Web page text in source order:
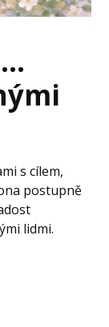
s cílem,
postupně
lidmi.